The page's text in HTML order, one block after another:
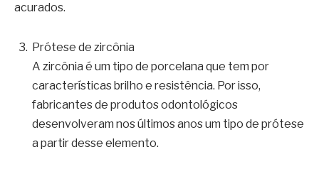
acurados.
Prótese de zircônia
A zircônia é um tipo de porcelana que tem por
características brilho e resistência. Por isso,
fabricantes de produtos odontológicos
desenvolveram nos últimos anos um tipo de prótese
a partir desse elemento.